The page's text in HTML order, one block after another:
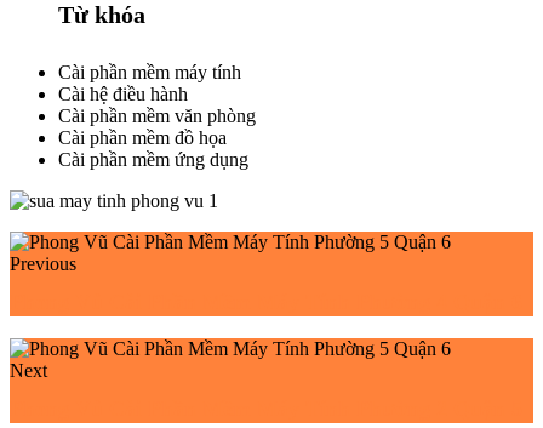
Từ khóa
Cài phần mềm máy tính
Cài hệ điều hành
Cài phần mềm văn phòng
Cài phần mềm đồ họa
Cài phần mềm ứng dụng
Previous
Next